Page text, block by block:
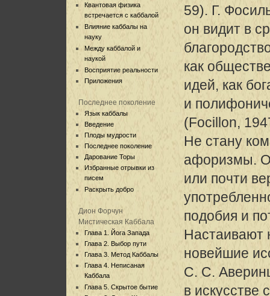
Квантовая физика
встречается с каббалой
Влияние каббалы на
науку
Между каббалой и
наукой
Восприятие реальности
Приложения
Последнее поколение
Язык каббалы
Введение
Плоды мудрости
Последнее поколение
Дарование Торы
Избранные отрывки из
писем
Раскрыть добро
Дион Форчун
Мистическая Каббала
Глава 1. Йога Запада
Глава 2. Выбор пути
Глава 3. Метод Каббалы
Глава 4. Неписаная
Каббала
Глава 5. Скрытое бытие
59). Г.
он видит в
как
идей, как
и
(Focillon,
Не стану
афоризмы.
или почти
подобия и
Настаивают
новейшие
С. С.
в искусстве